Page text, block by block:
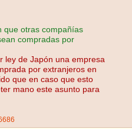
que otras compañías
compradas por
ley de Japón una empresa
por extranjeros en
que en caso que esto
mano este asunto para